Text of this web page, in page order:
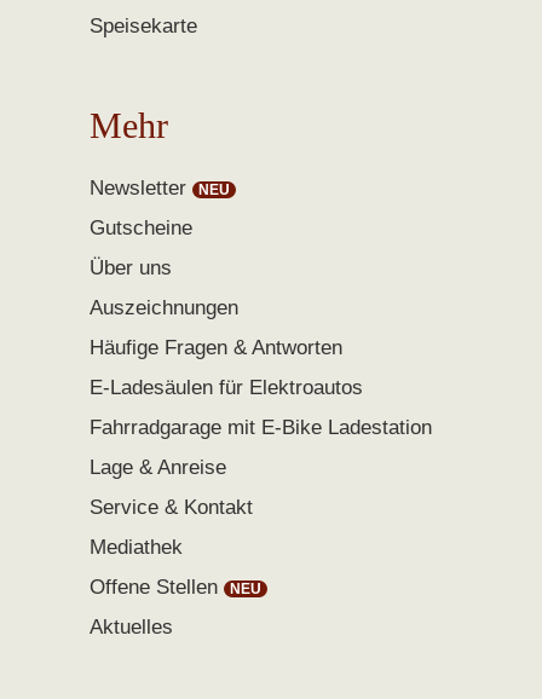
Speisekarte
Mehr
Newsletter
Gutscheine
Über uns
Auszeichnungen
Häufige Fragen & Antworten
E-Ladesäulen für Elektroautos
Fahrradgarage mit E-Bike Ladestation
Lage & Anreise
Service & Kontakt
Mediathek
Offene Stellen
Aktuelles